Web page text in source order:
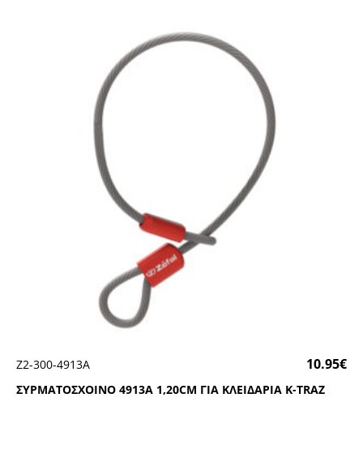
ΣΥΡΜΑΤΟΣΧΟΙΝΟ 4913Α 1,20CΜ ΓΙΑ ΚΛΕΙΔΑΡΙΑ Κ-ΤRΑΖ
Ζ2-300-4913Α 10.95€